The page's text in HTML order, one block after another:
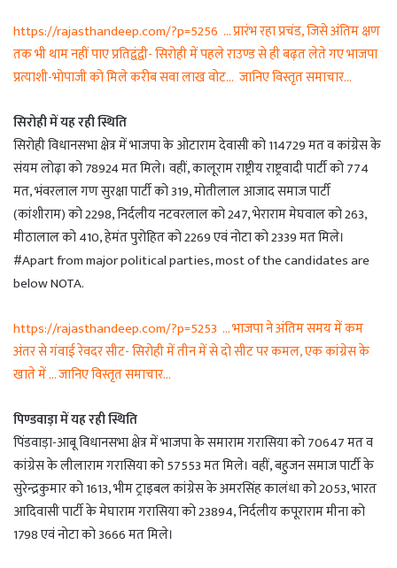
https://rajasthandeep.com/?p=5256 … प्रारंभ रहा प्रचंड, जिसे अंतिम क्षण
तक भी थाम नहीं पाए प्रतिद्वंद्वी- सिरोही में पहले राउण्ड से ही बढ़त लेते गए भाजपा
प्रत्याशी-भोपाजी को मिले करीब सवा लाख वोट… जानिए विस्तृत समाचार…
सिरोही में यह रही स्थिति
सिरोही विधानसभा क्षेत्र में भाजपा के ओटाराम देवासी को 114729 मत व कांग्रेस के
संयम लोढ़ा को 78924 मत मिले। वहीं, कालूराम राष्ट्रीय राष्ट्रवादी पार्टी को 774
मत, भंवरलाल गण सुरक्षा पार्टी को 319, मोतीलाल आजाद समाज पार्टी
(कांशीराम) को 2298, निर्दलीय नटवरलाल को 247, भेराराम मेघवाल को 263,
मीठालाल को 410, हेमंत पुरोहित को 2269 एवं नोटा को 2339 मत मिले।
#Apart from major political parties, most of the candidates are
below NOTA.
https://rajasthandeep.com/?p=5253 … भाजपा ने अंतिम समय में कम
अंतर से गंवाई रेवदर सीट- सिरोही में तीन में से दो सीट पर कमल, एक कांग्रेस के
खाते में … जानिए विस्तृत समाचार…
पिण्डवाड़ा में यह रही स्थिति
पिंडवाड़ा-आबू विधानसभा क्षेत्र में भाजपा के समाराम गरासिया को 70647 मत व
कांग्रेस के लीलाराम गरासिया को 57553 मत मिले। वहीं, बहुजन समाज पार्टी के
सुरेन्द्रकुमार को 1613, भीम ट्राइबल कांग्रेस के अमरसिंह कालंधा को 2053, भारत
आदिवासी पार्टी के मेघाराम गरासिया को 23894, निर्दलीय कपूराराम मीना को
1798 एवं नोटा को 3666 मत मिले।